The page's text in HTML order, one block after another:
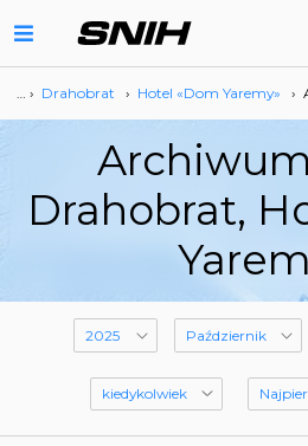
… › Drahobrat › Hotel «Dom Yaremy» ›
Drahobrat,